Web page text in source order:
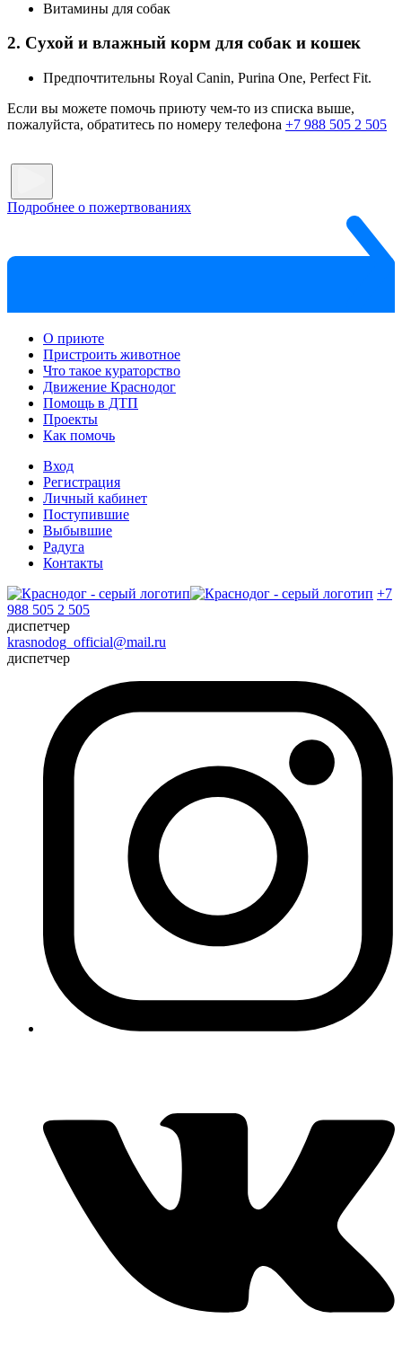
Витамины для собак
2. Сухой и влажный корм для собак и кошек
Предпочтительны Royal Canin, Purina One, Perfect Fit.
Если вы можете помочь приюту чем-то из списка выше,
пожалуйста, обратитесь по номеру телефона +7 988 505 2 505
Подробнее о пожертвованиях
О приюте
Пристроить животное
Что такое кураторство
Движение Краснодог
Помощь в ДТП
Проекты
Как помочь
Вход
Регистрация
Личный кабинет
Поступившие
Выбывшие
Радуга
Контакты
+7
988 505 2 505
диспетчер
krasnodog_official@mail.ru
диспетчер